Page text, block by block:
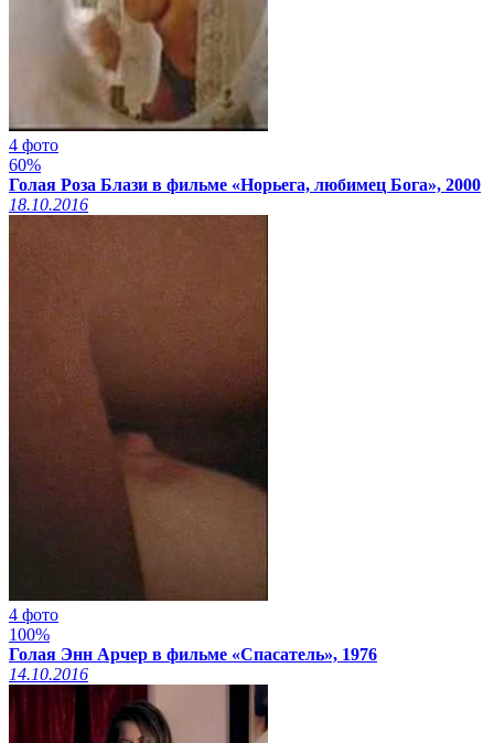
4 фото
60%
Голая Роза Блази в фильме «Норьега, любимец Бога», 2000
18.10.2016
4 фото
100%
Голая Энн Арчер в фильме «Спасатель», 1976
14.10.2016